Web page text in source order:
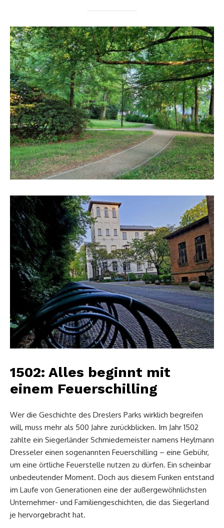
1502: Alles beginnt mit
einem Feuerschilling
Wer die Geschichte des Dreslers Parks wirklich begreifen
will, muss mehr als 500 Jahre zurückblicken. Im Jahr 1502
zahlte ein Siegerländer Schmiedemeister namens Heylmann
Dresseler einen sogenannten Feuerschilling – eine Gebühr,
um eine örtliche Feuerstelle nutzen zu dürfen. Ein scheinbar
unbedeutender Moment. Doch aus diesem Funken entstand
im Laufe von Generationen eine der außergewöhnlichsten
Unternehmer- und Familiengeschichten, die das Siegerland
je hervorgebracht hat.